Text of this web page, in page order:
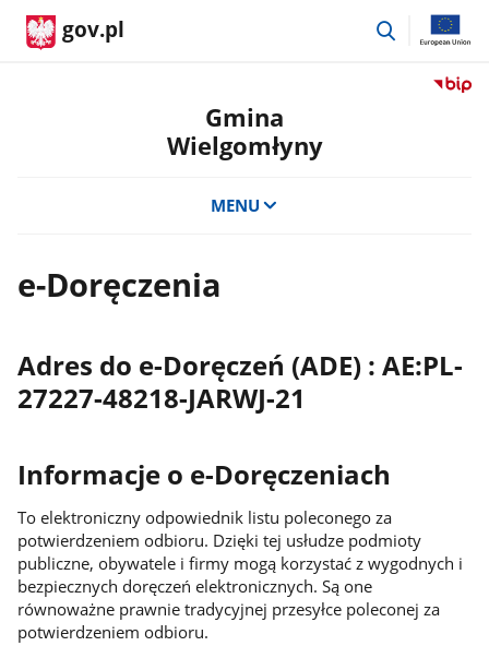
gov.pl
przejdź
Przejdź
Gmina
Wielgomłyny
MENU
e-Doręczenia
Adres do e-Doręczeń (ADE) : AE:PL-
27227-48218-JARWJ-21
Informacje o e-Doręczeniach
To elektroniczny odpowiednik listu poleconego za
potwierdzeniem odbioru. Dzięki tej usłudze podmioty
publiczne, obywatele i firmy mogą korzystać z wygodnych i
bezpiecznych doręczeń elektronicznych. Są one
równoważne prawnie tradycyjnej przesyłce poleconej za
potwierdzeniem odbioru.